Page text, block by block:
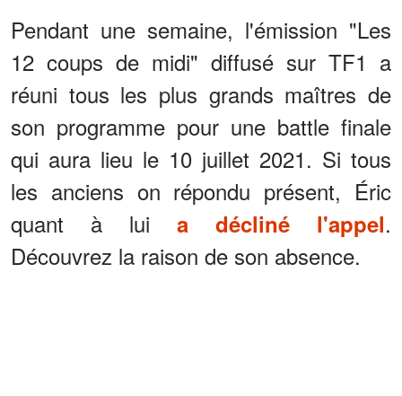
Pendant une semaine, l'émission "Les
12 coups de midi" diffusé sur TF1 a
réuni tous les plus grands maîtres de
son programme pour une battle finale
qui aura lieu le 10 juillet 2021. Si tous
les anciens on répondu présent, Éric
quant à lui a décliné l'appel.
Découvrez la raison de son absence.